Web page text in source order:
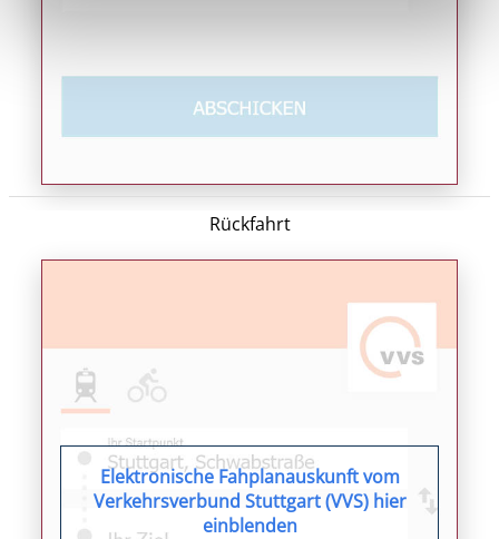
Rückfahrt
Elektronische Fahplanauskunft vom
Verkehrsverbund Stuttgart (VVS) hier
einblenden